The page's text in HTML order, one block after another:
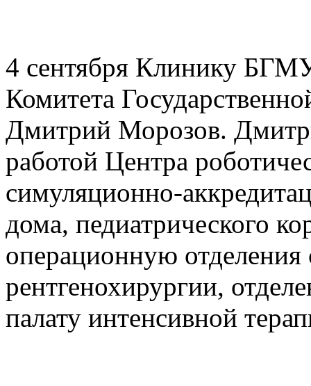
4 сентября Клинику
Комитета
Дмитрий Морозов.
работой Центра
симуляционно-
дома, педиатрического
операционную отделения
рентгенохирургии,
палату интенсивной